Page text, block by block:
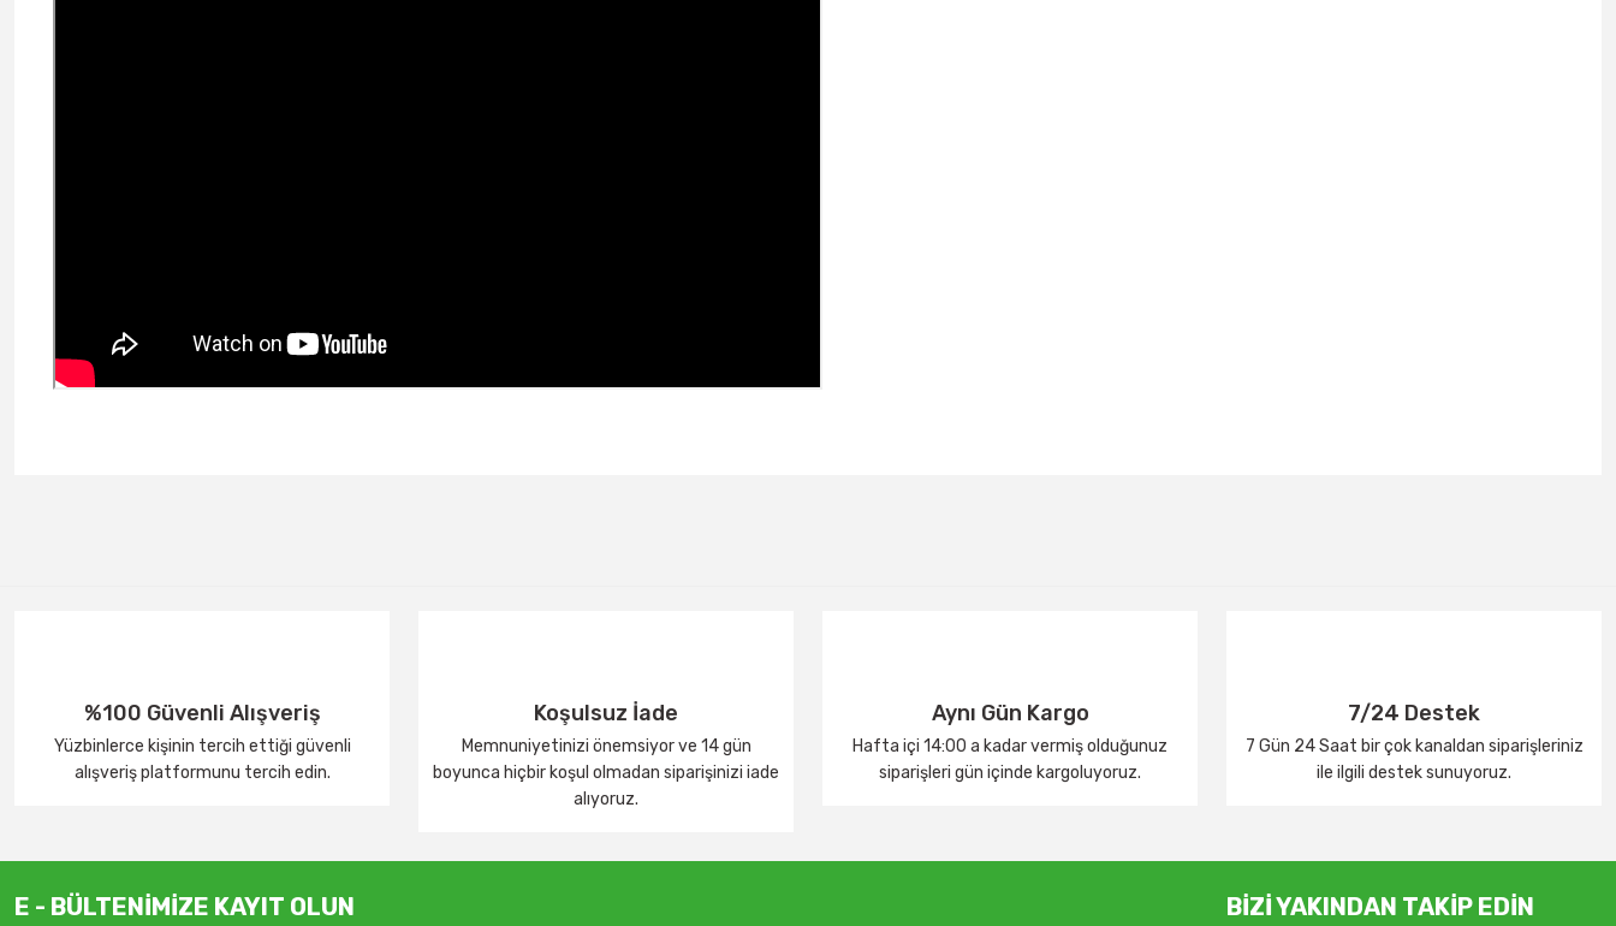
%100 Güvenli Alışveriş
Yüzbinlerce kişinin tercih ettiği güvenli
alışveriş platformunu tercih edin.
Koşulsuz İade
Memnuniyetinizi önemsiyor ve 14 gün
boyunca hiçbir koşul olmadan siparişinizi iade
alıyoruz.
Aynı Gün Kargo
Hafta içi 14:00 a kadar vermiş olduğunuz
siparişleri gün içinde kargoluyoruz.
7/24 Destek
7 Gün 24 Saat bir çok kanaldan siparişleriniz
ile ilgili destek sunuyoruz.
E - BÜLTENİMİZE KAYIT OLUN BİZİ YAKINDAN TAKİP EDİN